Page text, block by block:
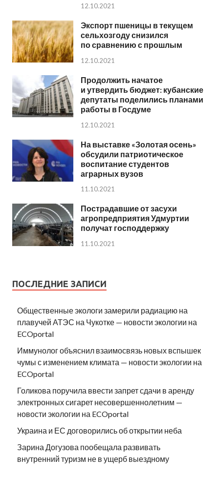
12.10.2021
Экспорт пшеницы в текущем
сельхозгоду снизился
по сравнению с прошлым
12.10.2021
Продолжить начатое
и утвердить бюджет: кубанские
депутаты поделились планами
работы в Госдуме
12.10.2021
На выставке «Золотая осень»
обсудили патриотическое
воспитание студентов
аграрных вузов
11.10.2021
Пострадавшие от засухи
агропредприятия Удмуртии
получат господдержку
11.10.2021
ПОСЛЕДНИЕ ЗАПИСИ
Общественные экологи замерили радиацию на
плавучей АТЭС на Чукотке — новости экологии на
ECOportal
Иммунолог объяснил взаимосвязь новых вспышек
чумы с изменением климата — новости экологии на
ECOportal
Голикова поручила ввести запрет сдачи в аренду
электронных сигарет несовершеннолетним —
новости экологии на ECOportal
Украина и ЕС договорились об открытии неба
Зарина Догузова пообещала развивать
внутренний туризм не в ущерб выездному